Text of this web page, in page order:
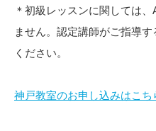
＊初級レッスンに関しては
ません。認定講師がご指導
ください。
神戸教室のお申し込みはこち